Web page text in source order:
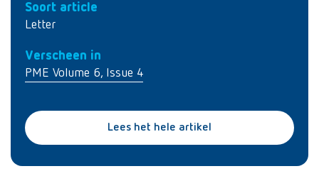
Soort article
Letter
Verscheen in
PME Volume 6, Issue 4
Lees het hele artikel